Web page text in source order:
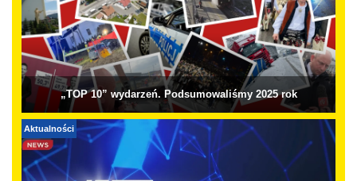
„TOP 10” wydarzeń. Podsumowaliśmy 2025 rok
Aktualności